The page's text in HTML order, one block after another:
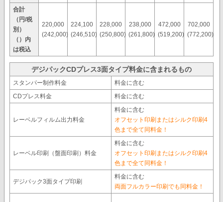
合計
（円/税
別）
（）内
は税込
220,000
(242,000)
224,100
(246,510)
228,000
(250,800)
238,000
(261,800)
472,000
(519,200)
702,000
(772,200)
デジパックCDプレス3面タイプ料金に含まれるもの
スタンパー制作料金
料金に含む
CDプレス料金
料金に含む
レーベルフィルム出力料金
料金に含む
オフセット印刷またはシルク印刷4
色まで全て同料金！
レーベル印刷（盤面印刷）料金
料金に含む
オフセット印刷またはシルク印刷4
色まで全て同料金！
デジパック3面タイプ印刷
料金に含む
両面フルカラー印刷でも同料金！